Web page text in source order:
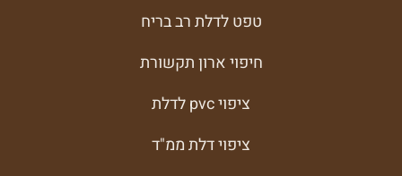
טפט לדלת רב בריח
חיפוי ארון תקשורת
ציפוי pvc לדלת
ציפוי דלת ממ"ד